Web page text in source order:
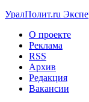
УралПолит.ru
О проекте
Реклама
RSS
Архив
Редакция
Вакансии